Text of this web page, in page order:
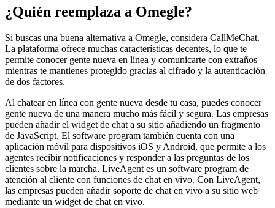
¿Quién reemplaza a Omegle?
Si buscas una buena alternativa a Omegle, considera CallMeChat.
La plataforma ofrece muchas características decentes, lo que te
permite conocer gente nueva en línea y comunicarte con extraños
mientras te mantienes protegido gracias al cifrado y la autenticación
de dos factores.
Al chatear en línea con gente nueva desde tu casa, puedes conocer
gente nueva de una manera mucho más fácil y segura. Las empresas
pueden añadir el widget de chat a su sitio añadiendo un fragmento
de JavaScript. El software program también cuenta con una
aplicación móvil para dispositivos iOS y Android, que permite a los
agentes recibir notificaciones y responder a las preguntas de los
clientes sobre la marcha. LiveAgent es un software program de
atención al cliente con funciones de chat en vivo. Con LiveAgent,
las empresas pueden añadir soporte de chat en vivo a su sitio web
mediante un widget de chat en vivo.